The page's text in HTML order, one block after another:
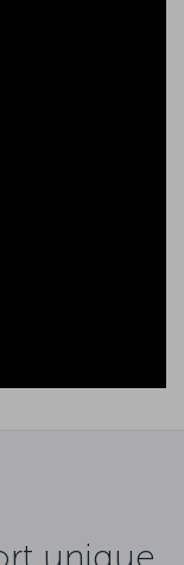
unique